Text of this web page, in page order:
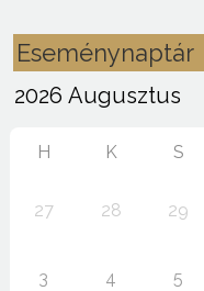
Eseménynaptár
H K S
27 28 29
3 4 5